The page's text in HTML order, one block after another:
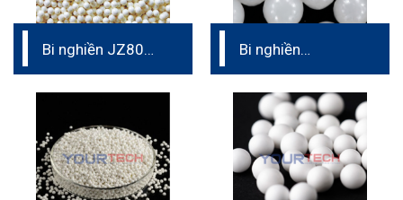
Bi nghiền JZ80
Bi nghiền